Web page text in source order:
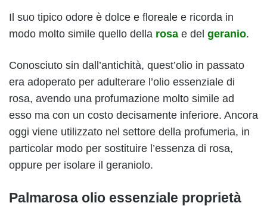
Il suo tipico odore è dolce e floreale e ricorda in
modo molto simile quello della rosa e del geranio.
Conosciuto sin dall’antichità, quest’olio in passato
era adoperato per adulterare l’olio essenziale di
rosa, avendo una profumazione molto simile ad
esso ma con un costo decisamente inferiore. Ancora
oggi viene utilizzato nel settore della profumeria, in
particolar modo per sostituire l’essenza di rosa,
oppure per isolare il geraniolo.
Palmarosa olio essenziale proprietà